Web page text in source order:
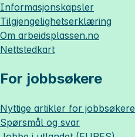
Informasjonskapsler
Tilgjengelighetserklæring
Om arbeidsplassen.no
Nettstedkart
For jobbsøkere
Nyttige artikler for jobbsøkere
Spørsmål og svar